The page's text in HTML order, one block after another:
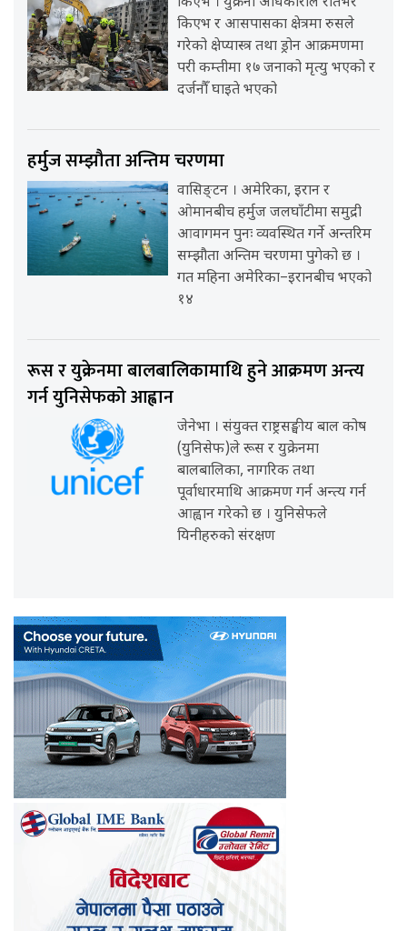
किएभ र आसपासका क्षेत्रमा रुसले
गरेको क्षेप्यास्त्र तथा ड्रोन आक्रमणमा
परी कम्तीमा १७ जनाको मृत्यु भएको र
दर्जनौँ घाइते भएको
हर्मुज सम्झौता अन्तिम चरणमा
वासिङ्टन । अमेरिका, इरान र
ओमानबीच हर्मुज जलघाँटीमा समुद्री
आवागमन पुनः व्यवस्थित गर्ने अन्तरिम
सम्झौता अन्तिम चरणमा पुगेको छ ।
गत महिना अमेरिका–इरानबीच भएको
१४
रूस र युक्रेनमा बालबालिकामाथि हुने आक्रमण अन्त्य
गर्न युनिसेफको आह्वान
जेनेभा । संयुक्त राष्ट्रसङ्घीय बाल कोष
(युनिसेफ)ले रूस र युक्रेनमा
बालबालिका, नागरिक तथा
पूर्वाधारमाथि आक्रमण गर्न अन्त्य गर्न
आह्वान गरेको छ । युनिसेफले
यिनीहरुको संरक्षण